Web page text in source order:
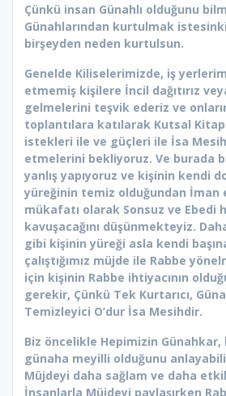
Çünkü insan Günahlı olduğunu
Günahlarından kurtulmak
birşeyden neden kurtulsun.
Genelde Kiliselerimizde, iş
etmemiş kişilere İncil dağıtırız
gelmelerini teşvik ederiz ve
toplantılara katılarak Kutsal
istekleri ile ve güçleri ile İsa
etmelerini bekliyoruz. Ve burada
yanlış yapıyoruz ve kişinin kendi
yüreğinin temiz olduğundan İman
mükafatı olarak Sonsuz ve Ebedi
kavuşacağını düşünmekteyiz.
gibi kişinin yüreği asla kendi
çalıştığımız müjde ile Rabbe
için kişinin Rabbe ihtiyacının
gerekir, Çünkü Tek Kurtarıcı,
Temizleyici O’dur İsa Mesihdir.
Biz öncelikle Hepimizin
günaha meyilli olduğunu
Müjdeyi daha sağlam ve daha
İnsanlarla Müjdeyi paylaşırken